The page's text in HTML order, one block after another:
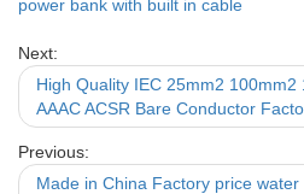
power bank with built in cable
Next:
High Quality IEC 25mm2 100mm2
AAAC ACSR Bare Conductor
Previous:
Made in China Factory price